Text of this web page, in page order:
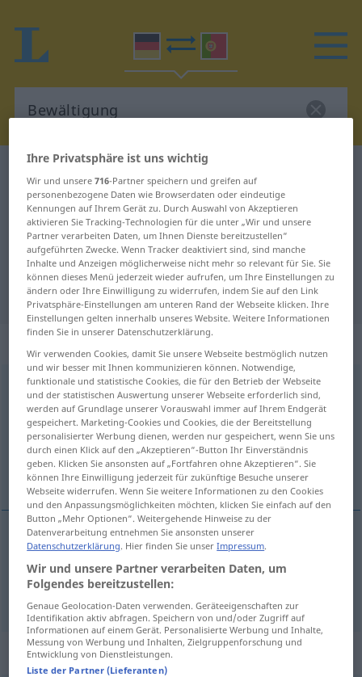
Deutsch-Portugiesisch
Übersetzung für "Bewältigung"
"Bewältigung" Portugiesisch
Übersetzung
: Femininum
Bewältigungf
Übersicht aller Übersetzungen
(Für mehr Details die Übersetzung anklicken/antippen)
domínio, realização
domíniom Bewältigung
realizaçãof Bewältigung
Synonyme für "Bewältigung"
Ihre Privatsphäre ist uns wichtig
Wir und unsere716-Partner speichern und greifen auf
personenbezogene Daten wie Browserdaten oder eindeutige
Kennungen auf Ihrem Gerät zu. Durch Auswahl von Akzeptieren
aktivieren Sie Tracking-Technologien für die unter „Wir und unsere
Partner verarbeiten Daten, um Ihnen Dienste bereitzustellen“
aufgeführten Zwecke. Wenn Tracker deaktiviert sind, sind manche
Inhalte und Anzeigen möglicherweise nicht mehr so relevant für Sie. Sie
können dieses Menü jederzeit wieder aufrufen, um Ihre Einstellungen zu
ändern oder Ihre Einwilligung zu widerrufen, indem Sie auf den Link
Privatsphäre-Einstellungen am unteren Rand der Webseite klicken. Ihre
Einstellungen gelten innerhalb unseres Website. Weitere Informationen
finden Sie in unserer Datenschutzerklärung.
Wir verwenden Cookies, damit Sie unsere Webseite bestmöglich nutzen
und wir besser mit Ihnen kommunizieren können. Notwendige,
funktionale und statistische Cookies, die für den Betrieb der Webseite
und der statistischen Auswertung unserer Webseite erforderlich sind,
werden auf Grundlage unserer Vorauswahl immer auf Ihrem Endgerät
gespeichert. Marketing-Cookies und Cookies, die der Bereitstellung
personalisierter Werbung dienen, werden nur gespeichert, wenn Sie uns
durch einen Klick auf den „Akzeptieren“-Button Ihr Einverständnis
geben. Klicken Sie ansonsten auf „Fortfahren ohne Akzeptieren“. Sie
können Ihre Einwilligung jederzeit für zukünftige Besuche unserer
Webseite widerrufen. Wenn Sie weitere Informationen zu den Cookies
und den Anpassungsmöglichkeiten möchten, klicken Sie einfach auf den
Button „Mehr Optionen“. Weitergehende Hinweise zu der
Datenverarbeitung entnehmen Sie ansonsten unserer
Datenschutzerklärung. Hier finden Sie unserImpressum.
Wir und unsere Partner verarbeiten Daten, um
Folgendes bereitzustellen:
Genaue Geolocation-Daten verwenden. Geräteeigenschaften zur
Identifikation aktiv abfragen. Speichern von und/oder Zugriff auf
Informationen auf einem Gerät. Personalisierte Werbung und Inhalte,
Messung von Werbung und Inhalten, Zielgruppenforschung und
Entwicklung von Dienstleistungen.
Liste der Partner (Lieferanten)